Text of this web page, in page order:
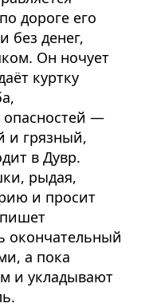
дороге его
без денег,
Он ночует
куртку
опасностей —
и грязный,
в Дувр.
рыдая,
и просит
окончательный
а пока
и укладывают